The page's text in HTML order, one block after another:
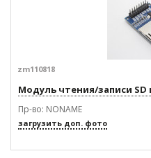
zm110818
Модуль чтения/записи SD
Пр-во: NONAME
загрузить доп. фото